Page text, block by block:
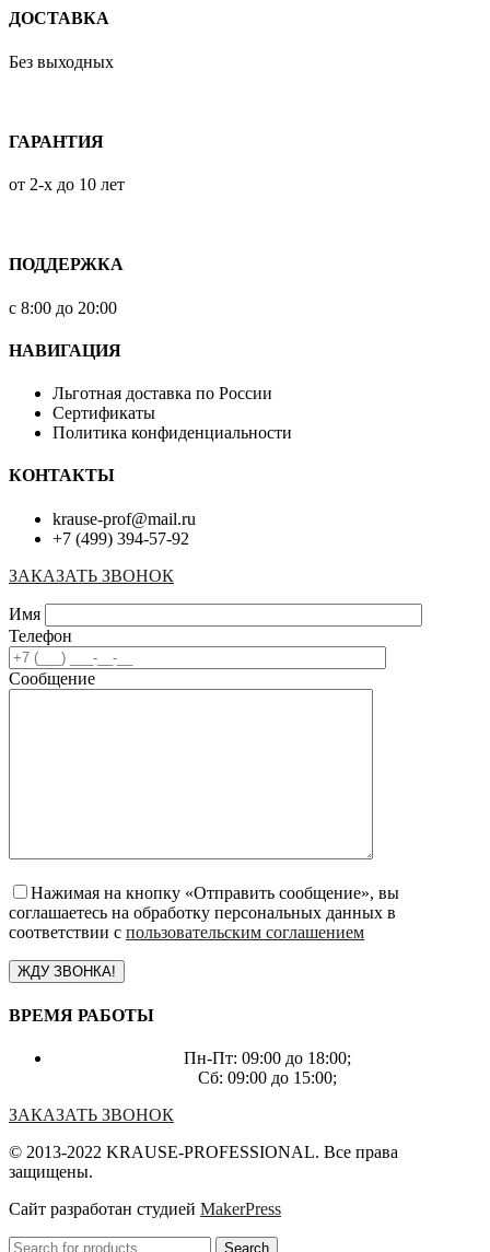
ДОСТАВКА
Без выходных
ГАРАНТИЯ
от 2-х до 10 лет
ПОДДЕРЖКА
с 8:00 до 20:00
НАВИГАЦИЯ
Льготная доставка по России
Сертификаты
Политика конфиденциальности
КОНТАКТЫ
krause-prof@mail.ru
+7 (499) 394-57-92
ЗАКАЗАТЬ ЗВОНОК
Имя
Телефон
Сообщение
Нажимая на кнопку «Отправить сообщение», вы
соглашаетесь на обработку персональных данных в
соответствии с пользовательским соглашением
ВРЕМЯ РАБОТЫ
Пн-Пт: 09:00 до 18:00;
Сб: 09:00 до 15:00;
ЗАКАЗАТЬ ЗВОНОК
© 2013-2022 KRAUSE-PROFESSIONAL. Все права
защищены.
Сайт разработан студией MakerPress
Search